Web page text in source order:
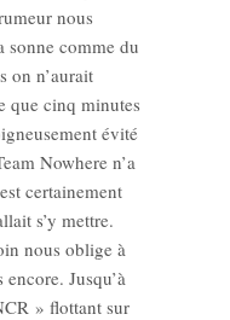
nous
sonne comme du
on n’aurait
que cinq minutes
évité
Nowhere n’a
certainement
s’y mettre.
nous oblige à
Jusqu’à
» flottant sur